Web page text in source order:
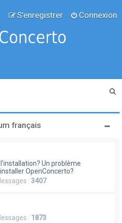
Connexion
S’enregistrer
français
Un problème
OpenConcerto?
: 3407
: 1873